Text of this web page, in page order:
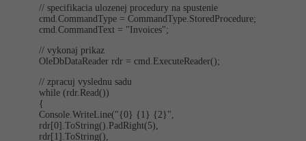
// specifikacia ulozenej procedury na spustenie
cmd.CommandType = CommandType.Sto­redProcedure;
cmd.CommandText = "Invoices";
// vykonaj prikaz
OleDbDataReader rdr = cmd.ExecuteRe­ader();
// zpracuj vyslednu sadu
while (rdr.Read())
{
Console.Write­Line("{0} {1} {2}",
rdr[0].ToStrin­g().PadRight(5),
rdr[1].ToString(),